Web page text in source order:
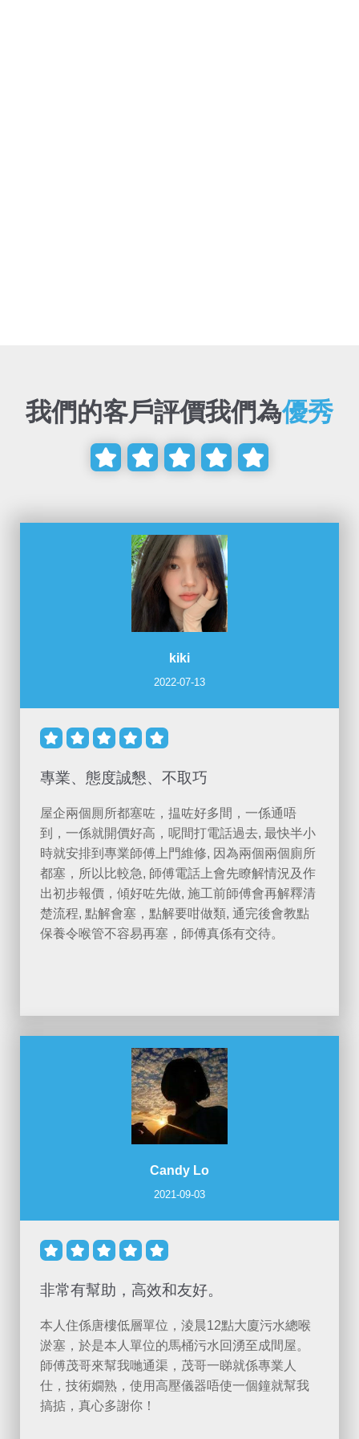
我們的客戶評價我們為優秀
    
kiki
2022-07-13
    
專業、態度誠懇、不取巧
屋企兩個厠所都塞咗，揾咗好多間，一係通唔
到，一係就開價好高，呢間打電話過去, 最快半小
時就安排到專業師傅上門維修, 因為兩個兩個廁所
都塞，所以比較急, 師傅電話上會先瞭解情況及作
出初步報價，傾好咗先做, 施工前師傅會再解釋清
楚流程, 點解會塞，點解要咁做類, 通完後會教點
保養令喉管不容易再塞，師傅真係有交待。
Candy Lo
2021-09-03
    
非常有幫助，高效和友好。
本人住係唐樓低層單位，淩晨12點大廈污水總喉
淤塞，於是本人單位的馬桶污水回湧至成間屋。
師傅茂哥來幫我哋通渠，茂哥一睇就係專業人
仕，技術嫺熟，使用高壓儀器唔使一個鐘就幫我
搞掂，真心多謝你！